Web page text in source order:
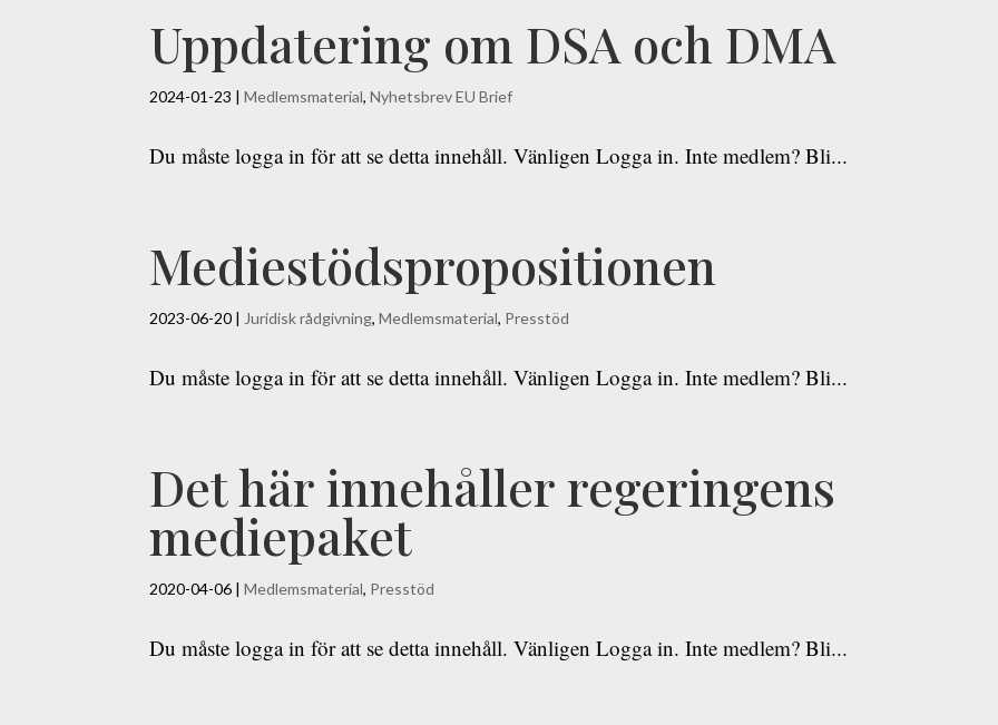
Uppdatering om DSA och DMA
2024-01-23 |Medlemsmaterial,Nyhetsbrev EU Brief
Du måste logga in för att se detta innehåll. Vänligen Logga in. Inte medlem? Bli...
Mediestödspropositionen
2023-06-20 | Juridisk rådgivning,Medlemsmaterial, Presstöd
Du måste logga in för att se detta innehåll. Vänligen Logga in. Inte medlem? Bli...
Det här innehåller regeringens
mediepaket
2020-04-06 |Medlemsmaterial, Presstöd
Du måste logga in för att se detta innehåll. Vänligen Logga in. Inte medlem? Bli...